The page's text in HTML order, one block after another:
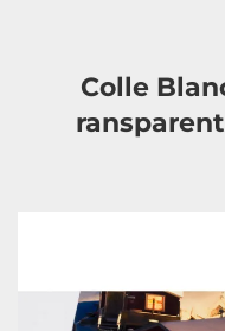
ransparent